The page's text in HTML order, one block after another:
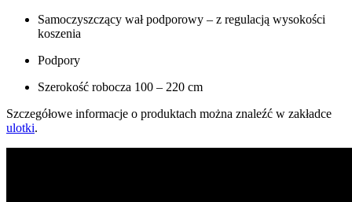
Samoczyszczący wał podporowy – z regulacją wysokości
koszenia
Podpory
Szerokość robocza 100 – 220 cm
Szczegółowe informacje o produktach można znaleźć w zakładce
ulotki.